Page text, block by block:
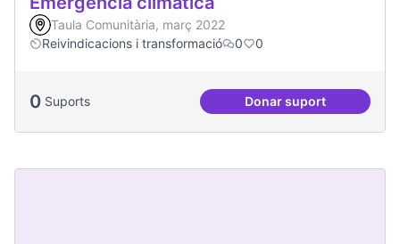
Taula Comunitària, març 2022
Reivindicacions i transformació
0 0
0 Suports Donar suport
Emergència